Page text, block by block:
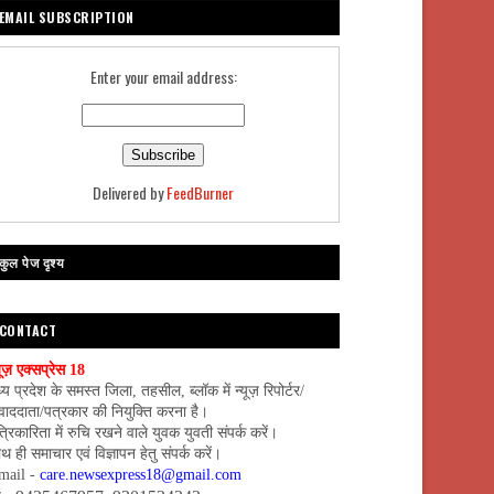
EMAIL SUBSCRIPTION
Enter your email address:
Delivered byFeedBurner
पेज दृश्य
CONTACT
एक्सप्रेस 18
प्रदेश के समस्त जिला, तहसील, ब्लॉक में न्यूज़ रिपोर्टर/
पत्रकार की नियुक्ति करना है।
में रुचि रखने वाले युवक युवती संपर्क करें।
ही समाचार एवं विज्ञापन हेतु संपर्क करें।
- care.newsexpress18@gmail.com